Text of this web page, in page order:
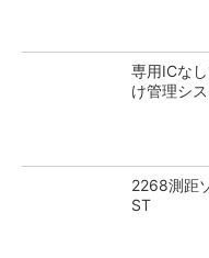
専用ICな
け管理シ
2268測距
ST